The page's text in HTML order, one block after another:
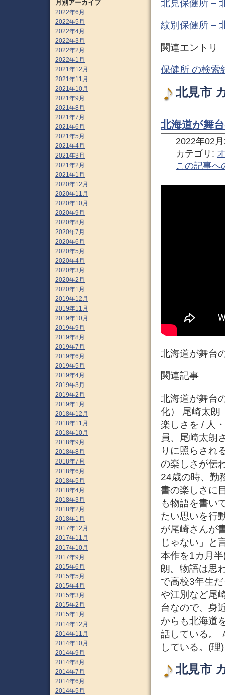
北見保健所 –
紋別保健所 –
関連エントリ
保健所 の検索
北見市
北海道が舞
2022年02
カテゴリ:
この記事へ
北海道が舞台
関連記事
北海道が舞台
化） 尾崎太朗
楽しさを / 人
員、尾崎太朗
りに照らされ
の楽しさが伝
24歳の時、勤
書の楽しさに
も物語を書い
たい思いを行
が尾崎さんが
じゃない」と
本作を1カ月
朗。物語は思
で高校3年生
や江別など尾
台なので、身
からも北海道
話している。
している。(
北見市
月別アーカイブ
2022年6月
2022年5月
2022年4月
2022年3月
2022年2月
2022年1月
2021年12月
2021年11月
2021年10月
2021年9月
2021年8月
2021年7月
2021年6月
2021年5月
2021年4月
2021年3月
2021年2月
2021年1月
2020年12月
2020年11月
2020年10月
2020年9月
2020年8月
2020年7月
2020年6月
2020年5月
2020年4月
2020年3月
2020年2月
2020年1月
2019年12月
2019年11月
2019年10月
2019年9月
2019年8月
2019年7月
2019年6月
2019年5月
2019年4月
2019年3月
2019年2月
2019年1月
2018年12月
2018年11月
2018年10月
2018年9月
2018年8月
2018年7月
2018年6月
2018年5月
2018年4月
2018年3月
2018年2月
2018年1月
2017年12月
2017年11月
2017年10月
2017年9月
2015年6月
2015年5月
2015年4月
2015年3月
2015年2月
2015年1月
2014年12月
2014年11月
2014年10月
2014年9月
2014年8月
2014年7月
2014年6月
2014年5月